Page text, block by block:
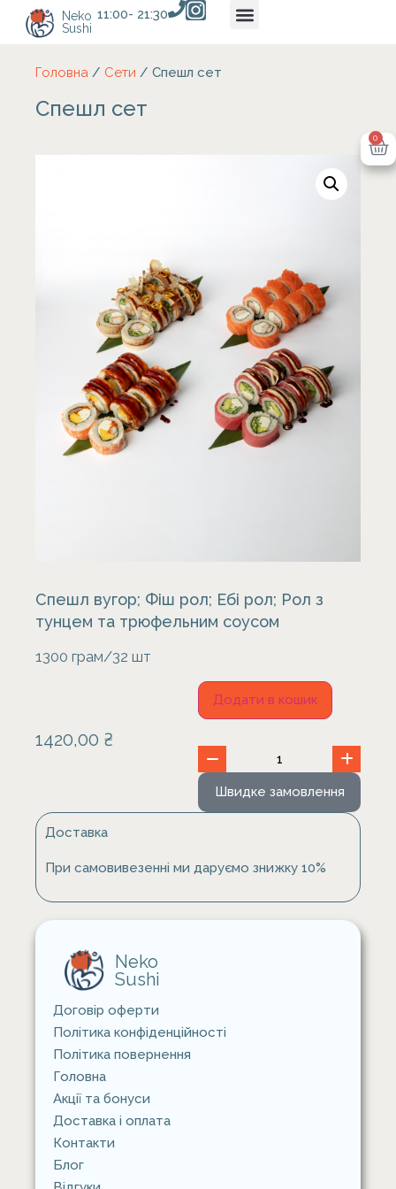
Neko
Sushi
11:00- 21:30
0
Головна / Сети / Спешл сет
Спешл сет
Спешл вугор; Фіш рол; Ебі рол; Рол з
тунцем та трюфельним соусом
1300 грам/32 шт
1420,00 ₴
Додати в кошик
Швидке замовлення
Доставка
При самовивезенні ми даруємо знижку 10%
Neko
Sushi
Договір оферти
Політика конфіденційності
Політика повернення
Головна
Акції та бонуси
Доставка i оплата
Контакти
Блог